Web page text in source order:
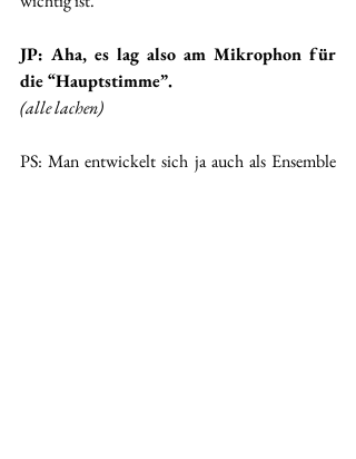
JP: Aha, es lag also am Mikrophon für
die “Hauptstimme”.
(alle lachen)
PS: Man entwickelt sich ja auch als Ensemble